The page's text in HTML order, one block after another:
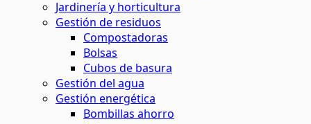
Jardinería y horticultura
Gestión de residuos
Compostadoras
Bolsas
Cubos de basura
Gestión del agua
Gestión energética
Bombillas ahorro